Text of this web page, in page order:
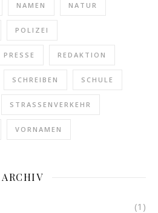
NAMEN NATUR
POLIZEI
PRESSE REDAKTION
SCHREIBEN SCHULE
STRASSENVERKEHR
VORNAMEN
ARCHIV
(1)